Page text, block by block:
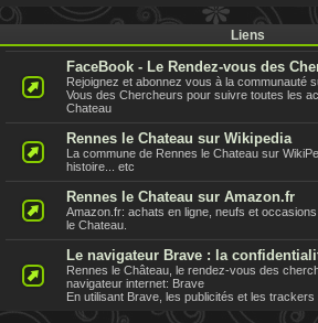
Liens
FaceBook - Le Rendez-vous des
Rejoignez et abonnez vous à la communauté
Vous des Chercheurs pour suivre toutes les
Chateau
Rennes le Chateau sur Wikipedia
La commune de Rennes le Chateau sur
histoire... etc
Rennes le Chateau sur Amazon.fr
Amazon.fr: achats en ligne, neufs et
le Chateau.
Le navigateur Brave : la
Rennes le Château, le rendez-vous des
navigateur internet: Brave
En utilisant Brave, les publicités et les trackers